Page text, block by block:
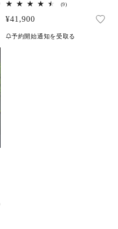
(9)9
数
通
¥41,900
予約開始通知を受取る